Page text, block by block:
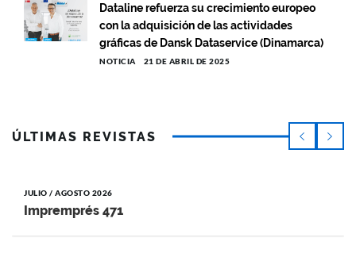
Dataline refuerza su crecimiento europeo
con la adquisición de las actividades
gráficas de Dansk Dataservice (Dinamarca)
NOTICIA 21 DE ABRIL DE 2025
ÚLTIMAS REVISTAS
JULIO / AGOSTO 2026
Impremprés 471